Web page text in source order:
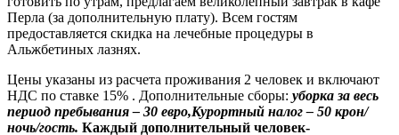
Перла (за дополнительную плату). Всем гостям
предоставляется скидка на лечебные процедуры в
Альжбетиных лазнях.
Цены указаны из расчета проживания 2 человек и включают
НДС по ставке 15% . Дополнительные сборы: уборка за весь
период пребывания – 30 евро,Курортный налог – 50 крон/
ночь/гость. Каждый дополнительный человек-